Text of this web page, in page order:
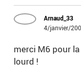
Arnaud_33
4/janvier/
merci M6 pour
lourd !